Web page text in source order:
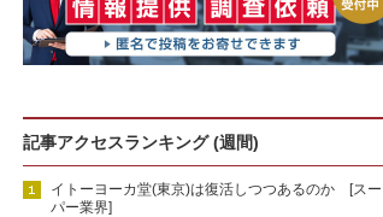
記事アクセスランキング (週間)
イトーヨーカ堂(東京)は復活しつつあるのか [スー
パー業界]